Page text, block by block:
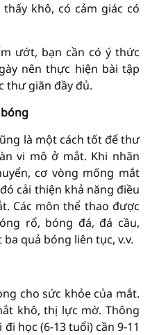
khô, có cảm giác có
ướt, bạn cần có ý thức
nên thực hiện bài tập
thư giãn đầy đủ.
là một cách tốt để thư
vi mô ở mắt. Khi nhãn
cơ vòng mống mắt
cải thiện khả năng điều
Các môn thể thao được
rổ, bóng đá, đá cầu,
quả bóng liên tục, v.v.
cho sức khỏe của mắt.
khô, thị lực mờ. Thông
học (6-13 tuổi) cần 9-11